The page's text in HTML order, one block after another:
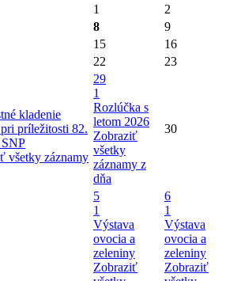
1
2
8
9
15
16
22 23
kladenie
príležitosti 82.
všetky záznamy
29
1
Rozlúčka s
letom 2026
Zobraziť
všetky
záznamy z
dňa
30
5
1
Výstava
ovocia a
zeleniny
Zobraziť
6
1
Výstava
ovocia a
zeleniny
Zobraziť